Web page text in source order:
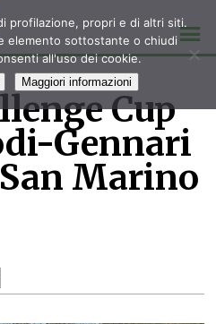
Cup
Gennari
Marino
profilazione, propri e di altri siti.
elemento sottostante o chiudi
all'uso dei cookie.
Maggiori informazioni